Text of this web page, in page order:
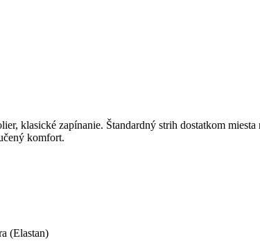
klasické zapínanie. Štandardný strih dostatkom
komfort.
(Elastan)